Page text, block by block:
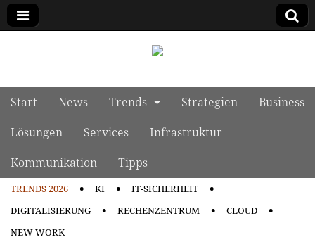
Main menu
Skip to content
Start News Trends Strategien
Business
Lösungen
Services
Infrastruktur
Kommunikation
Tipps
TRENDS 2026 KI
IT-SICHERHEIT
DIGITALISIERUNG
RECHENZENTRUM
CLOUD
NEW WORK